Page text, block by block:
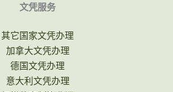
文凭服务
其它国家文凭办理
加拿大文凭办理
德国文凭办理
意大利文凭办理